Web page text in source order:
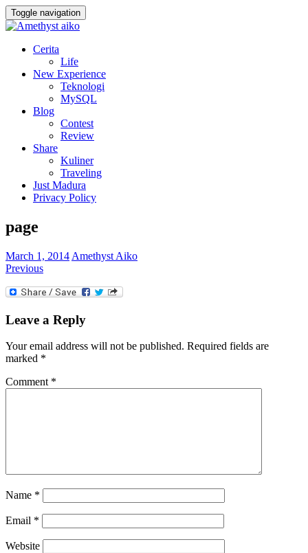
Toggle navigation
Cerita
Life
New Experience
Teknologi
MySQL
Blog
Contest
Review
Share
Kuliner
Traveling
Just Madura
Privacy Policy
page
March 1, 2014 Amethyst Aiko
Previous
Leave a Reply
Your email address will not be published. Required fields are
marked *
Comment *
Name *
Email *
Website